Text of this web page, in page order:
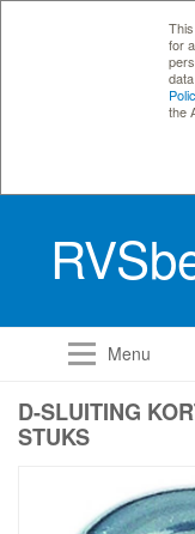
for
the
Menu
D-SLUITING
STUKS